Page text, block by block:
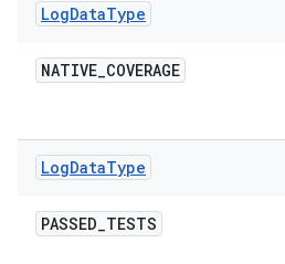
LogDataType
NATIVE_COVERAGE
LogDataType
PASSED_TESTS